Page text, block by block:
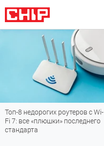
Топ-8 недорогих роутеров с Wi-
Fi 7: все «плюшки» последнего
стандарта